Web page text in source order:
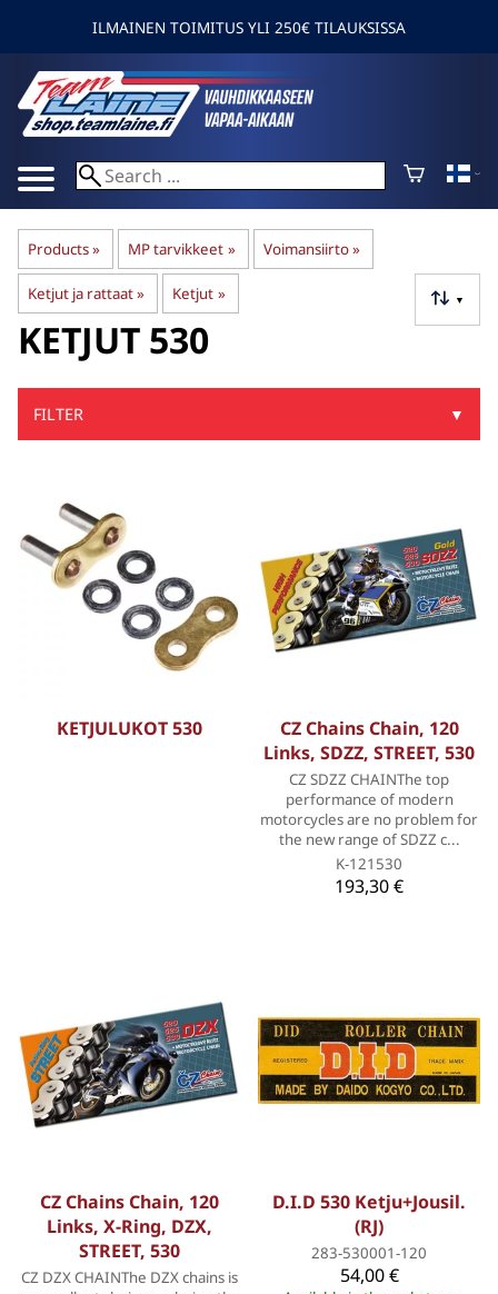
ILMAINEN TOIMITUS YLI 250€ TILAUKSISSA
Products‪» MP tarvikkeet ‪» Voimansiirto‪»
Ketjut ja rattaat‪» Ketjut ‪» ▼
KETJUT 530
FILTER ▼
KETJULUKOT 530
CZ Chains Chain, 120
Links, SDZZ, STREET, 530
CZ SDZZ CHAINThe top
performance of modern
motorcycles are no problem for
the new range of SDZZ c...
K-121530
193,30 €
CZ Chains Chain, 120
Links, X-Ring, DZX,
STREET, 530
CZ DZX CHAINThe DZX chains is
D.I.D 530 Ketju+Jousil.
(RJ)
283-530001-120
54,00 €